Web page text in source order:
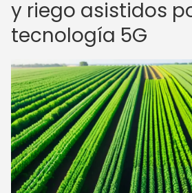
y riego asistidos
tecnología 5G